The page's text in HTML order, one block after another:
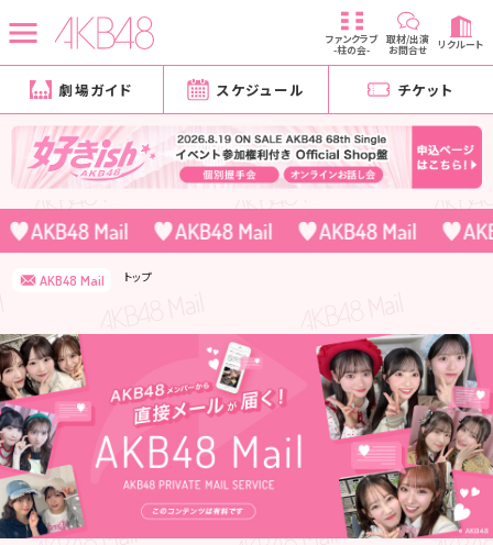
ファンクラブ
-柱の会-
取材/出演
お問合せ リクルート
劇場ガイド スケジュール チケット
AKB48 Mail トップ